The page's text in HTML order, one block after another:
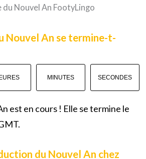
Nouvel An se termine-t-
MINUTES SECONDES
est en cours ! Elle se termine le
du Nouvel An chez